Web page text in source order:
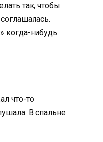
так, чтобы
когда-нибудь
что-то
В спальне